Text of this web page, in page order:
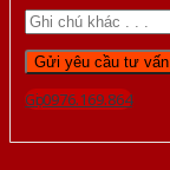
Gọi 0976.169.864